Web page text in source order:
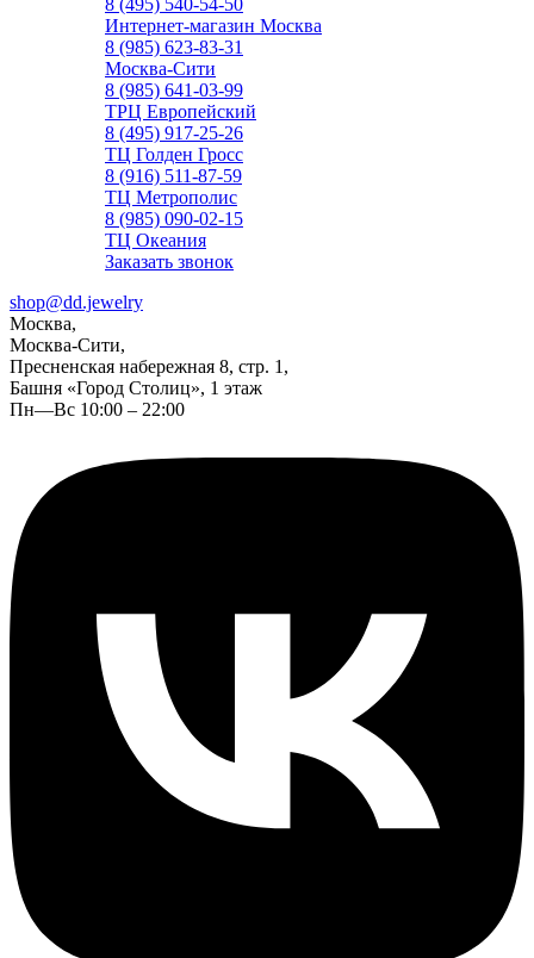
8 (495) 540-54-50
Интернет-магазин Москва
8 (985) 623-83-31
Москва-Сити
8 (985) 641-03-99
ТРЦ Европейский
8 (495) 917-25-26
ТЦ Голден Гросс
8 (916) 511-87-59
ТЦ Метрополис
8 (985) 090-02-15
ТЦ Океания
Заказать звонок
shop@dd.jewelry
Москва,
Москва-Сити,
Пресненская набережная 8, стр. 1,
Башня «Город Столиц», 1 этаж
Пн—Вс 10:00 – 22:00